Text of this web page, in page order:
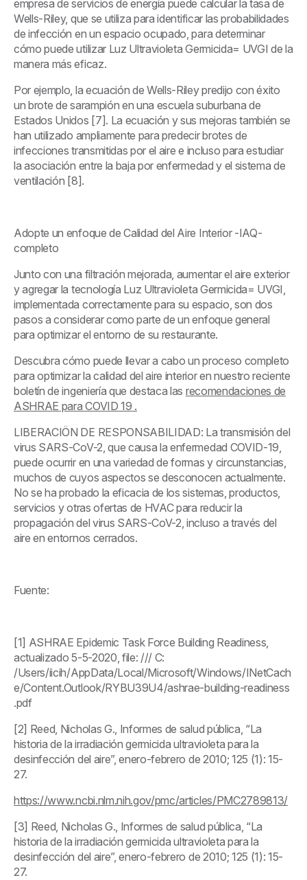
empresa de servicios de energía puede calcular la tasa de
Wells-Riley, que se utiliza para identificar las probabilidades
de infección en un espacio ocupado, para determinar
cómo puede utilizar Luz Ultravioleta Germicida= UVGI de la
manera más eficaz.
Por ejemplo, la ecuación de Wells-Riley predijo con éxito
un brote de sarampión en una escuela suburbana de
Estados Unidos [7]. La ecuación y sus mejoras también se
han utilizado ampliamente para predecir brotes de
infecciones transmitidas por el aire e incluso para estudiar
la asociación entre la baja por enfermedad y el sistema de
ventilación [8].
Adopte un enfoque de Calidad del Aire Interior -IAQ-
completo
Junto con una filtración mejorada, aumentar el aire exterior
y agregar la tecnología Luz Ultravioleta Germicida= UVGI,
implementada correctamente para su espacio, son dos
pasos a considerar como parte de un enfoque general
para optimizar el entorno de su restaurante.
Descubra cómo puede llevar a cabo un proceso completo
para optimizar la calidad del aire interior en nuestro reciente
boletín de ingeniería que destaca las recomendaciones de
ASHRAE para COVID 19 .
LIBERACIÖN DE RESPONSABILIDAD: La transmisión del
virus SARS-CoV-2, que causa la enfermedad COVID-19,
puede ocurrir en una variedad de formas y circunstancias,
muchos de cuyos aspectos se desconocen actualmente.
No se ha probado la eficacia de los sistemas, productos,
servicios y otras ofertas de HVAC para reducir la
propagación del virus SARS-CoV-2, incluso a través del
aire en entornos cerrados.
Fuente:
[1] ASHRAE Epidemic Task Force Building Readiness,
actualizado 5-5-2020, file: /// C:
/Users/iicih/AppData/Local/Microsoft/Windows/INetCach
e/Content.Outlook/RYBU39U4/ashrae-building-readiness
.pdf
[2] Reed, Nicholas G., Informes de salud pública, “La
historia de la irradiación germicida ultravioleta para la
desinfección del aire”, enero-febrero de 2010; 125 (1): 15-
27.
https://www.ncbi.nlm.nih.gov/pmc/articles/PMC2789813/
[3] Reed, Nicholas G., Informes de salud pública, “La
historia de la irradiación germicida ultravioleta para la
desinfección del aire”, enero-febrero de 2010; 125 (1): 15-
27.